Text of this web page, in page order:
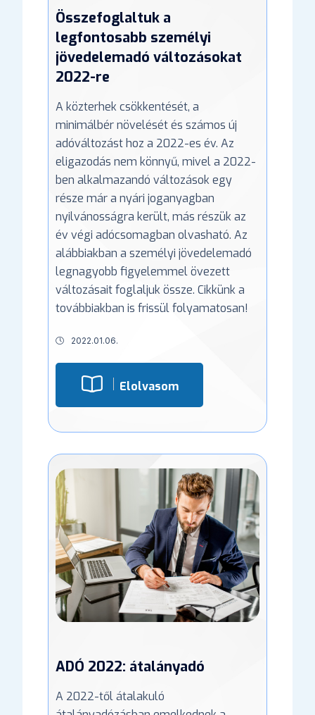
Összefoglaltuk a
legfontosabb személyi
jövedelemadó változásokat
2022-re
A közterhek csökkentését, a
minimálbér növelését és számos új
adóváltozást hoz a 2022-es év. Az
eligazodás nem könnyű, mivel a 2022-
ben alkalmazandó változások egy
része már a nyári joganyagban
nyilvánosságra került, más részük az
év végi adócsomagban olvasható. Az
alábbiakban a személyi jövedelemadó
legnagyobb figyelemmel övezett
változásait foglaljuk össze. Cikkünk a
továbbiakban is frissül folyamatosan!
2022.01.06.
Elolvasom
ADÓ 2022: átalányadó
A 2022-től átalakuló